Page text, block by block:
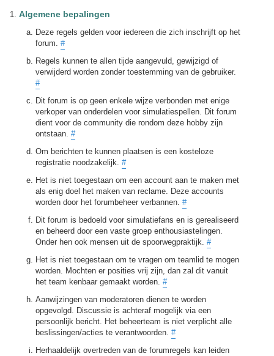
Algemene bepalingen
Deze regels gelden voor iedereen die zich inschrijft op het
forum. #
Regels kunnen te allen tijde aangevuld, gewijzigd of
verwijderd worden zonder toestemming van de gebruiker.
#
Dit forum is op geen enkele wijze verbonden met enige
verkoper van onderdelen voor simulatiespellen. Dit forum
dient voor de community die rondom deze hobby zijn
ontstaan. #
Om berichten te kunnen plaatsen is een kosteloze
registratie noodzakelijk. #
Het is niet toegestaan om een account aan te maken met
als enig doel het maken van reclame. Deze accounts
worden door het forumbeheer verbannen. #
Dit forum is bedoeld voor simulatiefans en is gerealiseerd
en beheerd door een vaste groep enthousiastelingen.
Onder hen ook mensen uit de spoorwegpraktijk. #
Het is niet toegestaan om te vragen om teamlid te mogen
worden. Mochten er posities vrij zijn, dan zal dit vanuit
het team kenbaar gemaakt worden. #
Aanwijzingen van moderatoren dienen te worden
opgevolgd. Discussie is achteraf mogelijk via een
persoonlijk bericht. Het beheerteam is niet verplicht alle
beslissingen/acties te verantwoorden. #
Herhaaldelijk overtreden van de forumregels kan leiden